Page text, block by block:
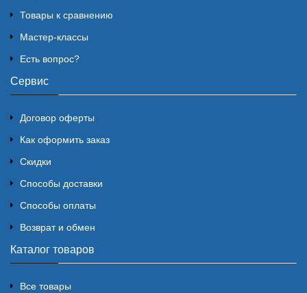
Товары к сравнению
Мастер-классы
Есть вопрос?
Сервис
Договор оферты
Как оформить заказ
Скидки
Способы доставки
Способы оплаты
Возврат и обмен
Каталог товаров
Все товары